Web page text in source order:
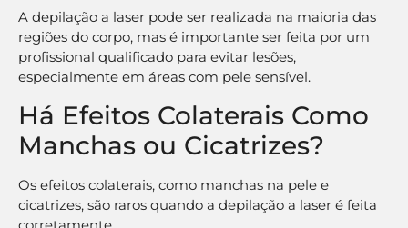
A depilação a laser pode ser realizada na maioria das
regiões do corpo, mas é importante ser feita por um
profissional qualificado para evitar lesões,
especialmente em áreas com pele sensível.
Há Efeitos Colaterais Como
Manchas ou Cicatrizes?
Os efeitos colaterais, como manchas na pele e
cicatrizes, são raros quando a depilação a laser é feita